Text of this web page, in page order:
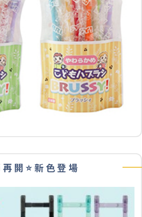
開⭐️新色登場